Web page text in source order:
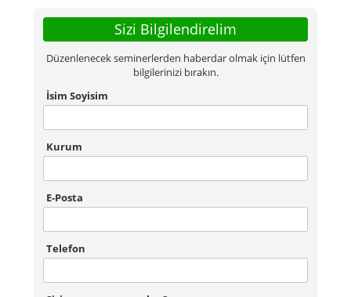
Sizi Bilgilendirelim
Düzenlenecek seminerlerden haberdar olmak için lütfen
bilgilerinizi bırakın.
İsim Soyisim
Kurum
E-Posta
Telefon